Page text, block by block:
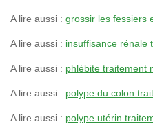
A lire aussi : grossir les fessiers
A lire aussi : insuffisance rénale
A lire aussi : phlébite traitement
A lire aussi : polype du colon
A lire aussi : polype utérin